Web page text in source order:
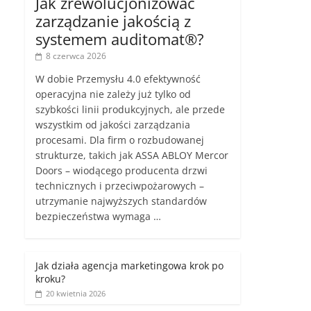
zarządzanie jakością z
systemem auditomat®?
8 czerwca 2026
W dobie Przemysłu 4.0 efektywność
operacyjna nie zależy już tylko od
szybkości linii produkcyjnych, ale przede
wszystkim od jakości zarządzania
procesami. Dla firm o rozbudowanej
strukturze, takich jak ASSA ABLOY Mercor
Doors – wiodącego producenta drzwi
technicznych i przeciwpożarowych –
utrzymanie najwyższych standardów
bezpieczeństwa wymaga …
Jak działa agencja marketingowa krok po
kroku?
20 kwietnia 2026